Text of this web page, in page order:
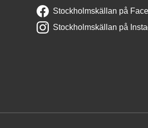
Stockholmskällan på
Stockholmskällan på